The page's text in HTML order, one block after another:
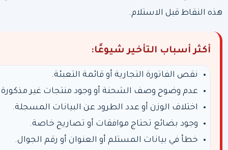
هذه النقاط قبل الاستلام.
أكثر أسباب التأخير شيوعًا:
نقص الفاتورة التجارية أو قائمة التعبئة.
عدم وضوح وصف الشحنة أو وجود منتجات غير
اختلاف الوزن أو عدد الطرود عن البيانات المسجلة.
وجود بضائع تحتاج موافقات أو تصاريح خاصة.
خطأ في بيانات المستلم أو العنوان أو رقم الجوال.